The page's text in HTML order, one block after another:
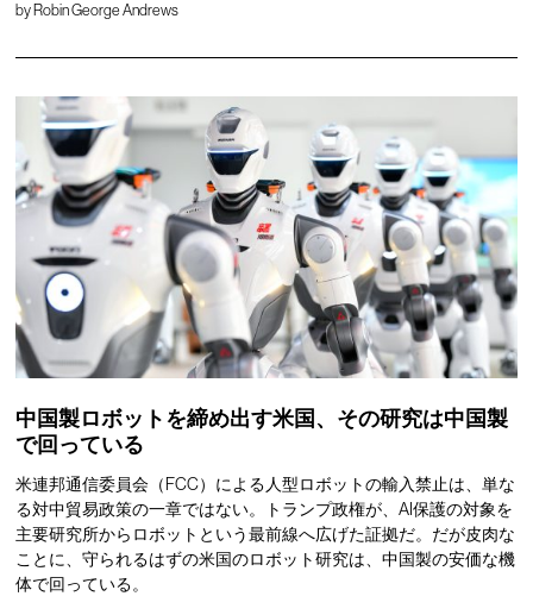
by Robin George Andrews
中国製ロボットを締め出す米国、その研究は中国製
で回っている
米連邦通信委員会（FCC）による人型ロボットの輸入禁止は、単な
る対中貿易政策の一章ではない。トランプ政権が、AI保護の対象を
主要研究所からロボットという最前線へ広げた証拠だ。だが皮肉な
ことに、守られるはずの米国のロボット研究は、中国製の安価な機
体で回っている。